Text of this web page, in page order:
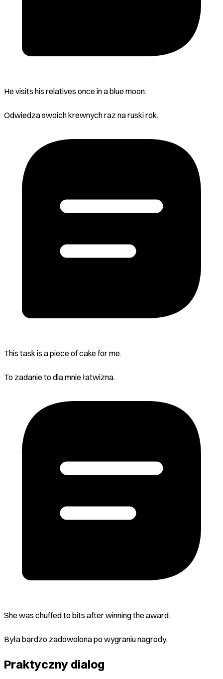
He visits his relatives once in a blue moon.
Odwiedza swoich krewnych raz na ruski rok.
This task is a piece of cake for me.
To zadanie to dla mnie łatwizna.
She was chuffed to bits after winning the award.
Była bardzo zadowolona po wygraniu nagrody.
Praktyczny dialog